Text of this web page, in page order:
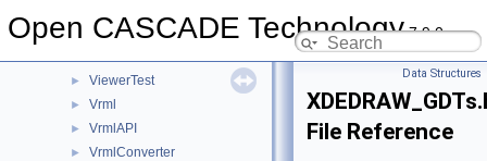
Open CASCADE Technology7.9.0
UTL
► ViewerTest
► Vrml
► VrmlAPI
► VrmlConverter
Data Structures
File Reference